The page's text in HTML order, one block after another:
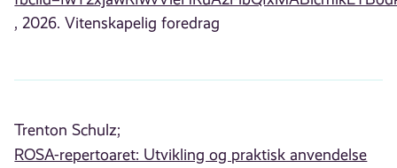
, 2026. Vitenskapelig foredrag
Trenton Schulz;
ROSA-repertoaret: Utvikling og praktisk anvendelse